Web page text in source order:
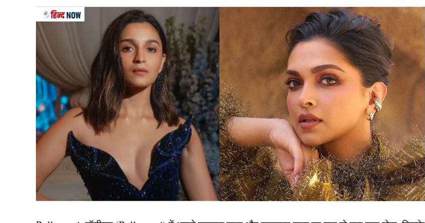
नहीं.
3. शाहिद कपूर
रणवीर सिंह से ब्रेकप के बाक अनुष्का शर्मा (Anushka Sharma) का नाम शाहिद कपूर से जुड़ा. ‘बदमाश कंपनी’
की शूटिंग के दौरान दोनों दिल हार बैठें थे. हालांकि अनुष्का और शाहिद ने कभी अपना रिश्ता स्वीकार नहीं किया.
लेकिन मीडिया रिपोर्ट्स कहती हैं कि दोनों एक वक्त पर रिश्ते में थे.
4. रणबीर कपूर
शाहिद कपूर के बाद अनुष्का शर्मा (Anushka Sharma) की जिंदगी में रणबीर कपूर आए. दोनों के अफेयर के चर्चे
इंडस्ट्री में थे. लेकिन अनुष्का और रणबीर ने पब्लिकली एक-दूसरे को अच्छा दोस्त ही बताया है. वहीं, दोनों के बीच
ऑन स्क्रीन के साथ ऑफ स्क्रीन केमिस्ट्री भी जबरदस्त थी.